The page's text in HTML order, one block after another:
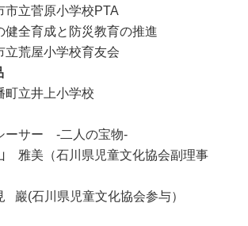
市立菅原小学校PTA
健全育成と防災教育の推進
立荒屋小学校育友会
立井上小学校
ーサー -二人の宝物-
雅美（石川県児童文化協会副理事
巖(石川県児童文化協会参与）